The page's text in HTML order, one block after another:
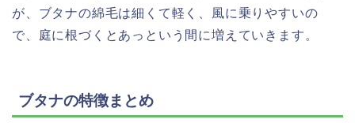
が、ブタナの綿毛は細くて軽く、風に乗りやすいの
で、庭に根づくとあっという間に増えていきます。
ブタナの特徴まとめ